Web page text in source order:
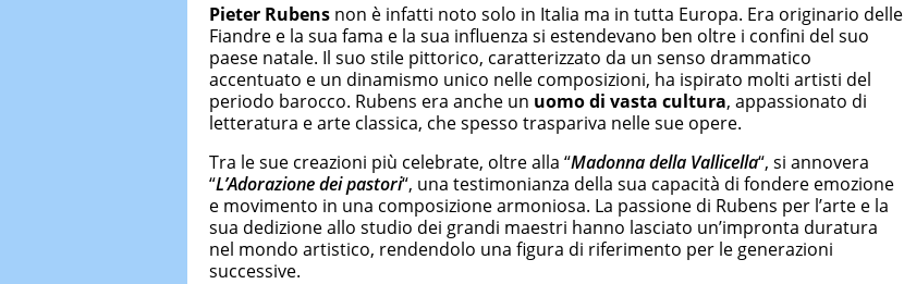
Pieter Rubens non è infatti noto solo in Italia ma in tutta Europa. Era originario delle
Fiandre e la sua fama e la sua influenza si estendevano ben oltre i confini del suo
paese natale. Il suo stile pittorico, caratterizzato da un senso drammatico
accentuato e un dinamismo unico nelle composizioni, ha ispirato molti artisti del
periodo barocco. Rubens era anche un uomo di vasta cultura, appassionato di
letteratura e arte classica, che spesso traspariva nelle sue opere.
Tra le sue creazioni più celebrate, oltre alla “Madonna della Vallicella“, si annovera
“L’Adorazione dei pastori“, una testimonianza della sua capacità di fondere emozione
e movimento in una composizione armoniosa. La passione di Rubens per l’arte e la
sua dedizione allo studio dei grandi maestri hanno lasciato un’impronta duratura
nel mondo artistico, rendendolo una figura di riferimento per le generazioni
successive.